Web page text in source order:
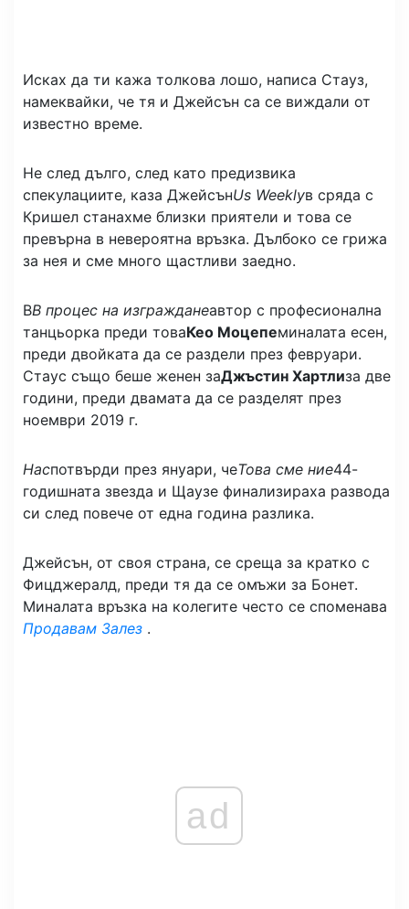
Исках да ти кажа толкова лошо, написа Стауз,
намеквайки, че тя и Джейсън са се виждали от
известно време.
Не след дълго, след като предизвика
спекулациите, каза ДжейсънUs Weeklyв сряда с
Кришел станахме близки приятели и това се
превърна в невероятна връзка. Дълбоко се грижа
за нея и сме много щастливи заедно.
ВВ процес на изгражданеавтор с професионална
танцьорка преди товаКео Моцепеминалата есен,
преди двойката да се раздели през февруари.
Стаус също беше женен заДжъстин Хартлиза две
години, преди двамата да се разделят през
ноември 2019 г.
Наспотвърди през януари, чеТова сме ние44-
годишната звезда и Щаузе финализираха развода
си след повече от една година разлика.
Джейсън, от своя страна, се среща за кратко с
Фицджералд, преди тя да се омъжи за Бонет.
Миналата връзка на колегите често се споменава
Продавам Залез .
ad